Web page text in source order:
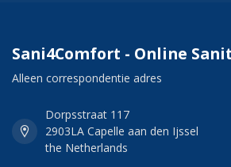
Sani4Comfort - Online
Alleen correspondentie adres
Dorpsstraat 117
2903LA Capelle aan den Ijssel
the Netherlands